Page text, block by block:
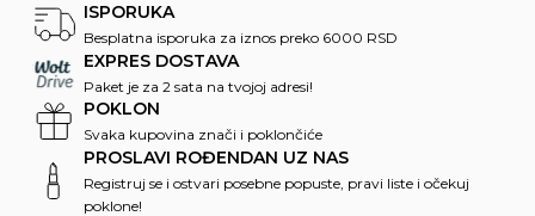
ISPORUKA
Besplatna isporuka za iznos preko 6000 RSD
EXPRES DOSTAVA
Paket je za 2 sata na tvojoj adresi!
POKLON
Svaka kupovina znači i poklončiće
PROSLAVI ROĐENDAN UZ NAS
Registruj se i ostvari posebne popuste, pravi liste i očekuj
poklone!